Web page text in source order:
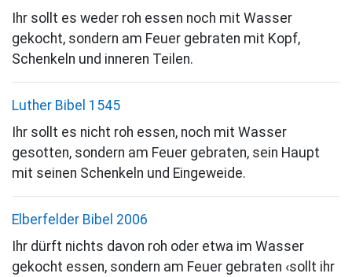
Ihr sollt es weder roh essen noch mit Wasser
gekocht, sondern am Feuer gebraten mit Kopf,
Schenkeln und inneren Teilen.
Luther Bibel 1545
Ihr sollt es nicht roh essen, noch mit Wasser
gesotten, sondern am Feuer gebraten, sein Haupt
mit seinen Schenkeln und Eingeweide.
Elberfelder Bibel 2006
Ihr dürft nichts davon roh oder etwa im Wasser
gekocht essen, sondern am Feuer gebraten ‹sollt ihr